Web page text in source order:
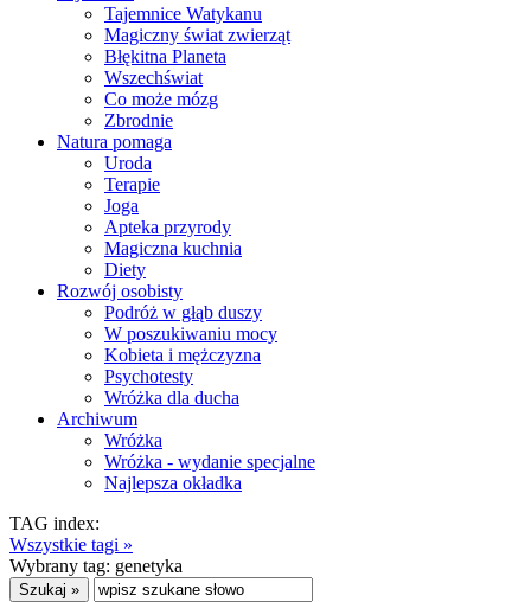
Tajemnice Watykanu
Magiczny świat zwierząt
Błękitna Planeta
Wszechświat
Co może mózg
Zbrodnie
Natura pomaga
Uroda
Terapie
Joga
Apteka przyrody
Magiczna kuchnia
Diety
Rozwój osobisty
Podróż w głąb duszy
W poszukiwaniu mocy
Kobieta i mężczyzna
Psychotesty
Wróżka dla ducha
Archiwum
Wróżka
Wróżka - wydanie specjalne
Najlepsza okładka
TAG index:
Wszystkie tagi »
Wybrany tag: genetyka